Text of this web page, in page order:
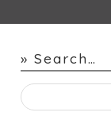
» Search…